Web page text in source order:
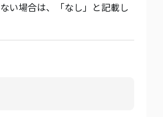
い場合は、「なし」と記載し